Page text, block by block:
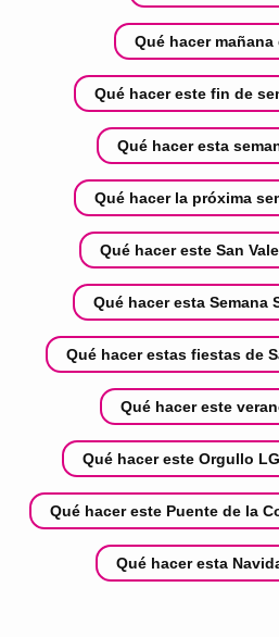
Qué hacer mañana
Qué hacer este fin de
Qué hacer esta
Qué hacer la próxima
Qué hacer este San
Qué hacer esta Semana
Qué hacer estas fiestas de
Qué hacer este
Qué hacer este Orgullo
Qué hacer este Puente de la
Qué hacer esta